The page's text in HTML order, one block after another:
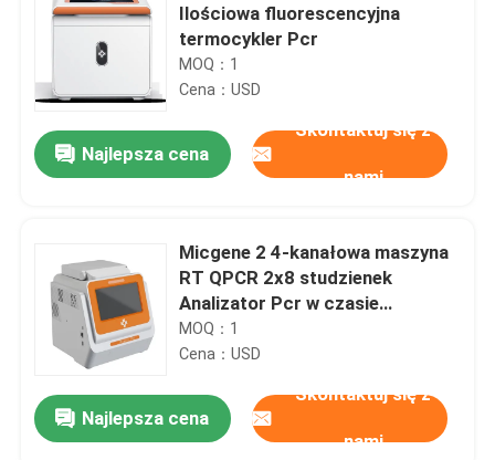
Ilościowa fluorescencyjna
termocykler Pcr
MOQ：1
Cena：USD
Najlepsza cena
Skontaktuj się z
nami
Micgene 2 4-kanałowa maszyna
RT QPCR 2x8 studzienek
Analizator Pcr w czasie
rzeczywistym
MOQ：1
Cena：USD
Najlepsza cena
Skontaktuj się z
nami